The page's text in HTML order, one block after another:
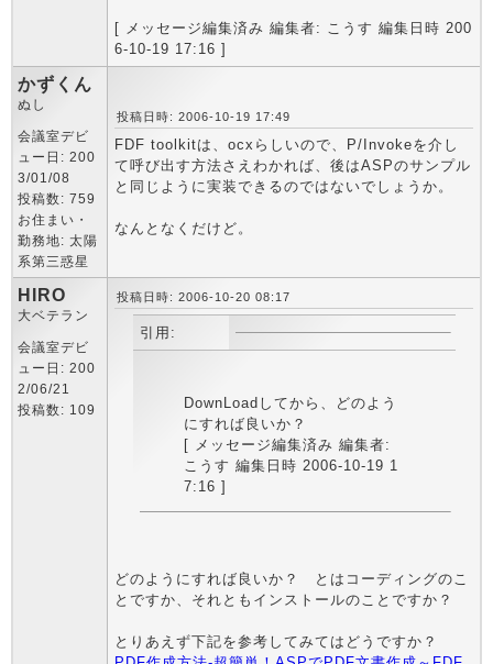
[ メッセージ編集済み 編集者: こうす 編集日時 200
6-10-19 17:16 ]
かずくん
ぬし
会議室デビ
ュー日: 200
3/01/08
投稿数: 759
お住まい・
勤務地: 太陽
系第三惑星
投稿日時: 2006-10-19 17:49
FDF toolkitは、ocxらしいので、P/Invokeを介し
て呼び出す方法さえわかれば、後はASPのサンプル
と同じように実装できるのではないでしょうか。
なんとなくだけど。
HIRO
大ベテラン
会議室デビ
ュー日: 200
2/06/21
投稿数: 109
投稿日時: 2006-10-20 08:17
引用:
DownLoadしてから、どのよう
にすれば良いか？
[ メッセージ編集済み 編集者:
こうす 編集日時 2006-10-19 1
7:16 ]
どのようにすれば良いか？ とはコーディングのこ
とですか、それともインストールのことですか？
とりあえず下記を参考してみてはどうですか？